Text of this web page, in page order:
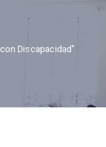
Discapacidad"